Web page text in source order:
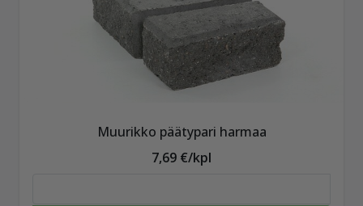
Muurikko päätypari harmaa
7,69 €/kpl